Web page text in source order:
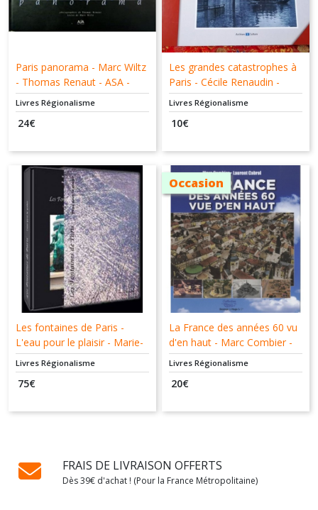
Paris panorama - Marc Wiltz
- Thomas Renaut - ASA -
9782911589270
Livres Régionalisme
24€
Les grandes catastrophes à
Paris - Cécile Renaudin -
Archives et cultures -
9782350771274
Livres Régionalisme
10€
Les fontaines de Paris -
L'eau pour le plaisir - Marie-
Hélène Levadé - Hughes
Marcouyau - Chapitre Douze
- 9782915345056
Livres Régionalisme
75€
Occasion
La France des années 60 vu
d'en haut - Marc Combier -
Laurent Cabrol - Desinge &
Hugo - 9782755608526 -
Livre d'occasion
Livres Régionalisme
20€
FRAIS DE LIVRAISON OFFERTS
Dès 39€ d'achat ! (Pour la France Métropolitaine)